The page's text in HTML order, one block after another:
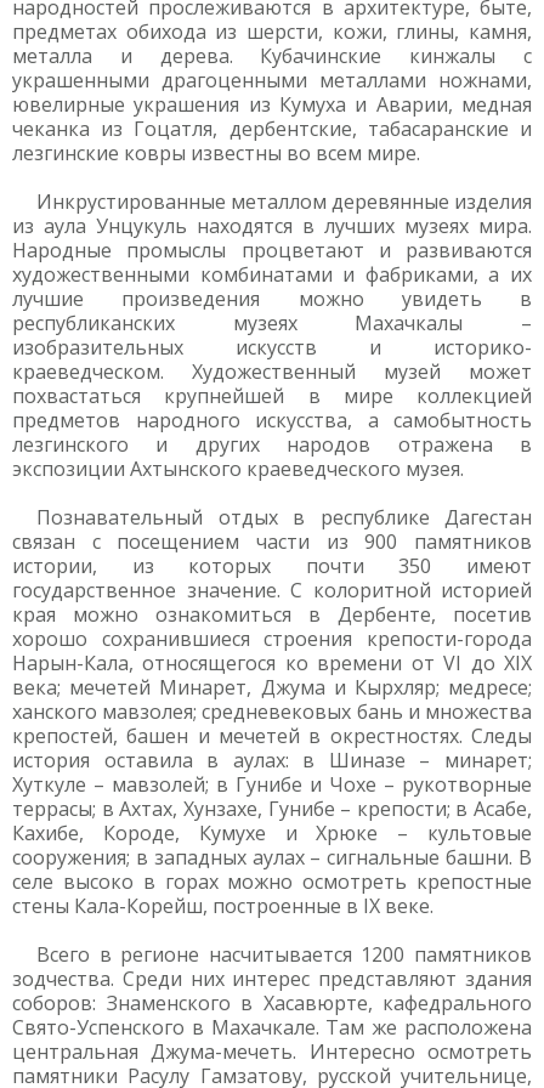
народностей прослеживаются в архитектуре, быте,
предметах обихода из шерсти, кожи, глины, камня,
металла и дерева. Кубачинские кинжалы с
украшенными драгоценными металлами ножнами,
ювелирные украшения из Кумуха и Аварии, медная
чеканка из Гоцатля, дербентские, табасаранские и
лезгинские ковры известны во всем мире.
Инкрустированные металлом деревянные изделия
из аула Унцукуль находятся в лучших музеях мира.
Народные промыслы процветают и развиваются
художественными комбинатами и фабриками, а их
лучшие произведения можно увидеть в
республиканских музеях Махачкалы –
изобразительных искусств и историко-
краеведческом. Художественный музей может
похвастаться крупнейшей в мире коллекцией
предметов народного искусства, а самобытность
лезгинского и других народов отражена в
экспозиции Ахтынского краеведческого музея.
Познавательный отдых в республике Дагестан
связан с посещением части из 900 памятников
истории, из которых почти 350 имеют
государственное значение. С колоритной историей
края можно ознакомиться в Дербенте, посетив
хорошо сохранившиеся строения крепости-города
Нарын-Кала, относящегося ко времени от VI до XIX
века; мечетей Минарет, Джума и Кырхляр; медресе;
ханского мавзолея; средневековых бань и множества
крепостей, башен и мечетей в окрестностях. Следы
история оставила в аулах: в Шиназе – минарет;
Хуткуле – мавзолей; в Гунибе и Чохе – рукотворные
террасы; в Ахтах, Хунзахе, Гунибе – крепости; в Асабе,
Кахибе, Короде, Кумухе и Хрюке – культовые
сооружения; в западных аулах – сигнальные башни. В
селе высоко в горах можно осмотреть крепостные
стены Кала-Корейш, построенные в IX веке.
Всего в регионе насчитывается 1200 памятников
зодчества. Среди них интерес представляют здания
соборов: Знаменского в Хасавюрте, кафедрального
Свято-Успенского в Махачкале. Там же расположена
центральная Джума-мечеть. Интересно осмотреть
памятники Расулу Гамзатову, русской учительнице,